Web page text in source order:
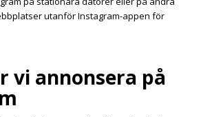
utanför Instagram-appen för
vi annonsera på